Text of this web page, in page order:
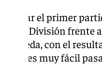
superar el primer
División frente
con el
que es muy fácil